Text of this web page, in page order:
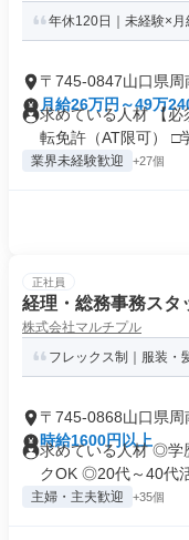
年休120日｜未経験×
〒745-0847山口県周
月給26万円～49万
求めている人材 【
転免許（AT限可） □
業界未経験歓迎 +27個
正社員
経理・総務事務スタ
株式会社マルチプル
フレックス制｜服装・
〒745-0868山口県周
時給1600円以上
求めている人材 ◎
クOK ◎20代～40代活
主婦・主夫歓迎 +35個